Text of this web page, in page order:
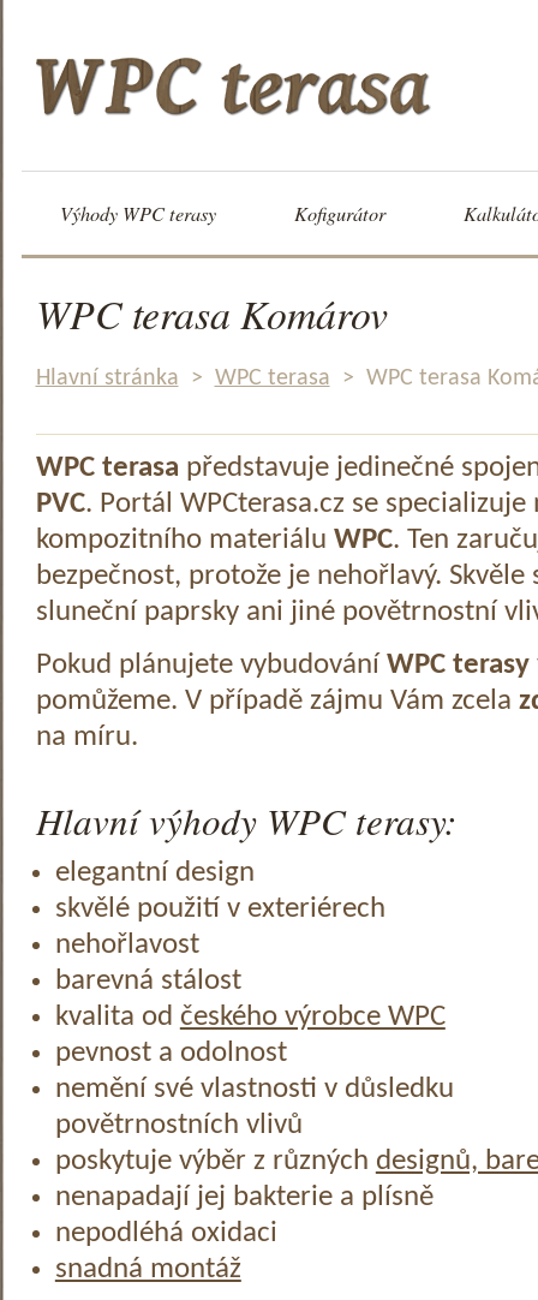
Výhody WPC terasy Kofigurátor
WPC terasa Komárov
Hlavní stránka > WPC terasa > WPC terasa
WPC terasa představuje jedinečné
PVC. Portál WPCterasa.cz se specializuje
kompozitního materiálu WPC. Ten
bezpečnost, protože je nehořlavý.
sluneční paprsky ani jiné povětrnostní
Pokud plánujete vybudování WPC terasy
pomůžeme. V případě zájmu Vám zcela
na míru.
Hlavní výhody WPC terasy:
elegantní design
skvělé použití v exteriérech
nehořlavost
barevná stálost
kvalita od českého výrobce WPC
pevnost a odolnost
nemění své vlastnosti v důsledku
povětrnostních vlivů
poskytuje výběr z různých designů,
nenapadají jej bakterie a plísně
nepodléhá oxidaci
snadná montáž